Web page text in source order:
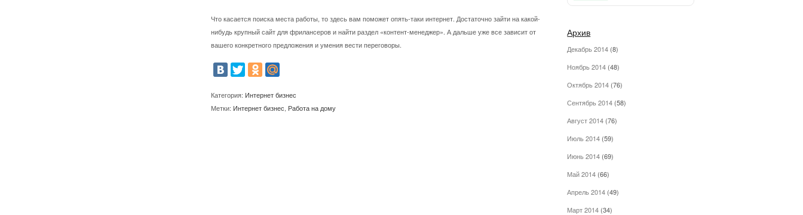
Что касается поиска места работы, то здесь вам поможет опять-таки интернет. Достаточно зайти на какой-
нибудь крупный сайт для фрилансеров и найти раздел «контент-менеджер». А дальше уже все зависит от
вашего конкретного предложения и умения вести переговоры.
Категория: Интернет бизнес
Метки: Интернет бизнес, Работа на дому
Архив
Декабрь 2014 (8)
Ноябрь 2014 (48)
Октябрь 2014 (76)
Сентябрь 2014 (58)
Август 2014 (76)
Июль 2014 (59)
Июнь 2014 (69)
Май 2014 (66)
Апрель 2014 (49)
Март 2014 (34)